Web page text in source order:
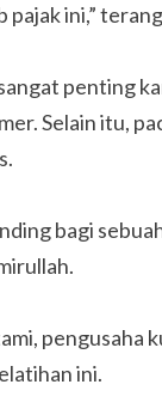
ini,”
penting
Selain itu,
bagi
pengusaha
ini.